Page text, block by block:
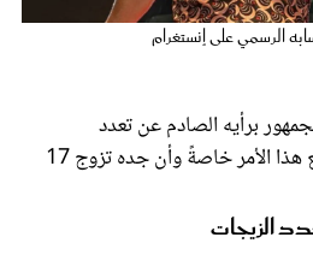
الرسمي على إنستغرام
برأيه الصادم عن تعدد
الزوجات، وأكد أنه لا يمانع هذا الأمر خاصةً وأن جده تزوج 17
الزيجات